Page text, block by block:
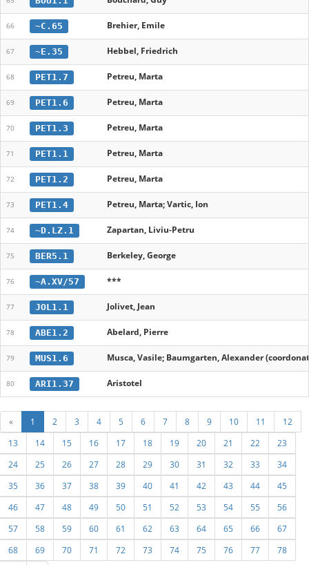
66 ~C.65 Brehier, Emile
67 ~E.35 Hebbel, Friedrich
68 PET1.7 Petreu, Marta
69 PET1.6 Petreu, Marta
70 PET1.3 Petreu, Marta
71 PET1.1 Petreu, Marta
72 PET1.2 Petreu, Marta
73 PET1.4 Petreu, Marta; Vartic, Ion
74 ~D.LZ.1 Zapartan, Liviu-Petru
75 BER5.1 Berkeley, George
76 ~A.XV/57 ***
77 JOL1.1 Jolivet, Jean
78 ABE1.2 Abelard, Pierre
79 MUS1.6 Musca, Vasile; Baumgarten, Alexander
80 ARI1.37 Aristotel
« 1 2 3 4 5 6 7 8 9 10 11
12
13
14 15 16 17 18 19 20 21 22
23
24
25 26 27 28 29 30 31 32 33
34
35
36 37 38 39 40 41 42 43 44
45
46
47 48 49 50 51 52 53 54 55
56
57
58 59 60 61 62 63 64 65 66
67
68
69 70 71 72 73 74 75 76 77 78